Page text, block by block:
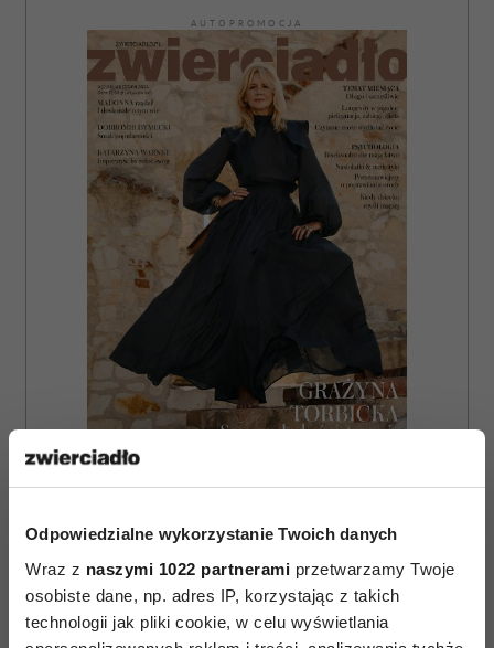
Odpowiedzialne wykorzystanie Twoich danych
Wraz z naszymi 1022 partnerami przetwarzamy Twoje
osobiste dane, np. adres IP, korzystając z takich
technologii jak pliki cookie, w celu wyświetlania
AUTOPROMOCJA